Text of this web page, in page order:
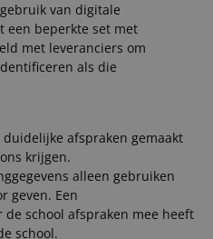
van digitale
een beperkte set met
met leveranciers om
als die
afspraken gemaakt
krijgen.
alleen gebruiken
geven. Een
school afspraken mee heeft
school.